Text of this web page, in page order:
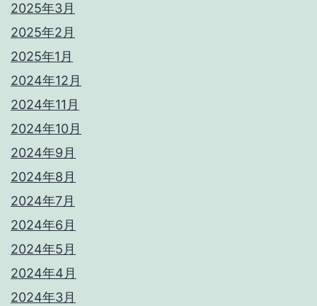
2025年3月
2025年2月
2025年1月
2024年12月
2024年11月
2024年10月
2024年9月
2024年8月
2024年7月
2024年6月
2024年5月
2024年4月
2024年3月